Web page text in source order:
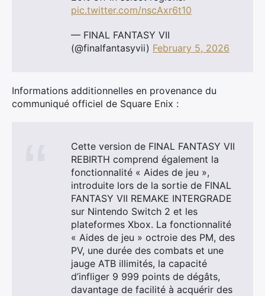
pic.twitter.com/nscAxr6t10
— FINAL FANTASY VII
(@finalfantasyvii) February 5, 2026
Informations additionnelles en provenance du
communiqué officiel de Square Enix :
Cette version de FINAL FANTASY VII
REBIRTH comprend également la
fonctionnalité « Aides de jeu »,
introduite lors de la sortie de FINAL
FANTASY VII REMAKE INTERGRADE
sur Nintendo Switch 2 et les
plateformes Xbox. La fonctionnalité
« Aides de jeu » octroie des PM, des
PV, une durée des combats et une
jauge ATB illimités, la capacité
d’infliger 9 999 points de dégâts,
davantage de facilité à acquérir des